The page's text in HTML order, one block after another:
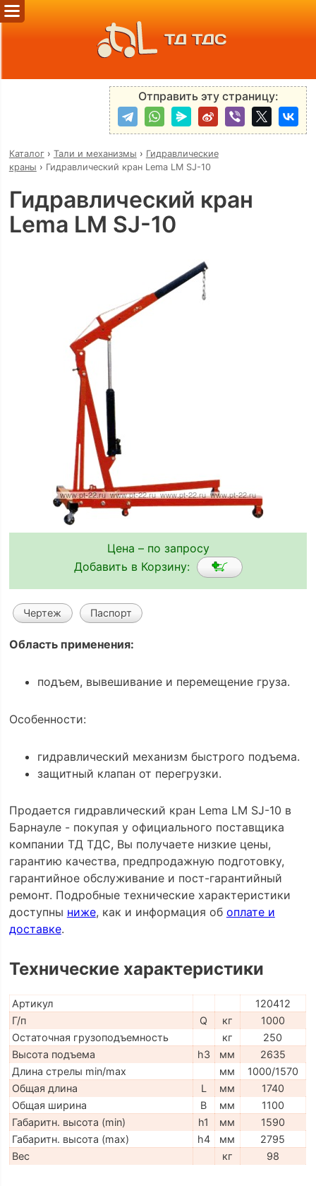
ТД ТДС
Отправить эту страницу:
Каталог› Тали и механизмы › Гидравлические
краны › Гидравлический кран Lema LM SJ-10
Гидравлический кран
Lema LM SJ-10
Цена – по запросу
Добавить в Корзину:
Чертеж Паспорт
Область применения:
подъем, вывешивание и перемещение груза.
Особенности:
гидравлический механизм быстрого подъема.
защитный клапан от перегрузки.
Продается гидравлический кран Lema LM SJ-10 в
Барнауле - покупая у официального поставщика
компании ТД ТДС, Вы получаете низкие цены,
гарантию качества, предпродажную подготовку,
гарантийное обслуживание и пост-гарантийный
ремонт. Подробные технические характеристики
доступны ниже, как и информация об оплате и
доставке.
Технические характеристики
Артикул
120412
Г/п
Q кг
1000
Остаточная грузоподъемность
кг
250
Высота подъема
h3 мм
2635
Длина стрелы min/max
мм
1000/1570
Общая длина
L мм
1740
Общая ширина
B мм
1100
Габаритн. высота (min)
h1 мм
1590
Габаритн. высота (max)
h4 мм
2795
Вес
кг 98